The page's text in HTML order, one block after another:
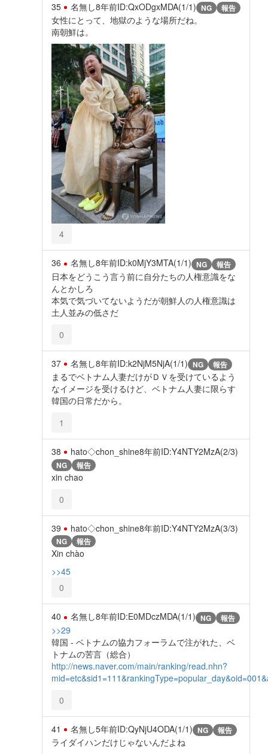
35 名無し8年前ID:QxODgxMDA(1/1) NG 報告
女性にとって、地獄のような場所だね。
南朝鮮は。
4
36 名無し8年前ID:k0MjY3MTA(1/1) NG 報告
日本をどうこう言う前に自分たちの人権意識をな
んとかしろ
本気で気づいてないようだが朝鮮人の人権意識は
土人並みの低さだ
0
37 名無し8年前ID:k2NjM5NjA(1/1) NG 報告
まるでベトナム人妻だけがＤＶを受けているよう
なイメージを受けるけど、ベトナム人妻に限らす
韓国の日常だから。
1
38 hato◇chon_shine8年前ID:Y4NTY2MzA(2/3)
NG 報告
xin chao
0
39 hato◇chon_shine8年前ID:Y4NTY2MzA(3/3)
NG 報告
Xin chào
>>45
0
40 名無し8年前ID:E0MDczMDA(1/1) NG 報告
>>29
韓国 - ベトナムの協力フォーラムで注がれた、ベ
トナムの苦言（総合）
http://news.naver.com/main/ranking/read.nhn?
0
41 名無し5年前ID:QyNjU4ODA(1/1) NG 報告
ライダイハンだけじゃないんだよね